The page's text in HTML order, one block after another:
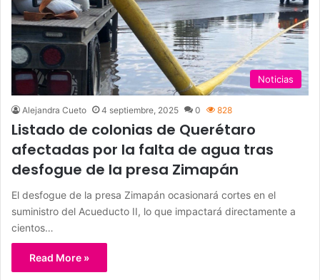
Noticias
Alejandra Cueto 4 septiembre, 2025 0 828
Listado de colonias de Querétaro
afectadas por la falta de agua tras
desfogue de la presa Zimapán
El desfogue de la presa Zimapán ocasionará cortes en el
suministro del Acueducto II, lo que impactará directamente a
cientos…
Read More »